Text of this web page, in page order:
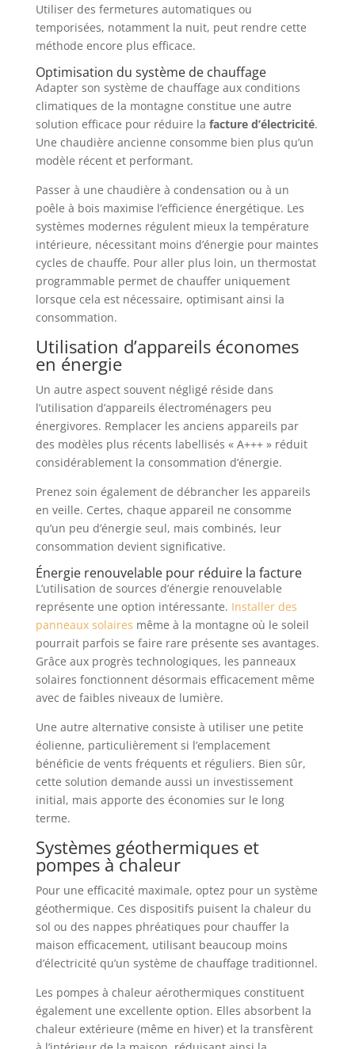
Utiliser des fermetures automatiques ou
temporisées, notamment la nuit, peut rendre cette
méthode encore plus efficace.
Optimisation du système de chauffage
Adapter son système de chauffage aux conditions
climatiques de la montagne constitue une autre
solution efficace pour réduire la facture d’électricité.
Une chaudière ancienne consomme bien plus qu’un
modèle récent et performant.
Passer à une chaudière à condensation ou à un
poêle à bois maximise l’efficience énergétique. Les
systèmes modernes régulent mieux la température
intérieure, nécessitant moins d’énergie pour maintes
cycles de chauffe. Pour aller plus loin, un thermostat
programmable permet de chauffer uniquement
lorsque cela est nécessaire, optimisant ainsi la
consommation.
Utilisation d’appareils économes
en énergie
Un autre aspect souvent négligé réside dans
l’utilisation d’appareils électroménagers peu
énergivores. Remplacer les anciens appareils par
des modèles plus récents labellisés « A+++ » réduit
considérablement la consommation d’énergie.
Prenez soin également de débrancher les appareils
en veille. Certes, chaque appareil ne consomme
qu’un peu d’énergie seul, mais combinés, leur
consommation devient significative.
Énergie renouvelable pour réduire la facture
L’utilisation de sources d’énergie renouvelable
représente une option intéressante. Installer des
panneaux solaires même à la montagne où le soleil
pourrait parfois se faire rare présente ses avantages.
Grâce aux progrès technologiques, les panneaux
solaires fonctionnent désormais efficacement même
avec de faibles niveaux de lumière.
Une autre alternative consiste à utiliser une petite
éolienne, particulièrement si l’emplacement
bénéficie de vents fréquents et réguliers. Bien sûr,
cette solution demande aussi un investissement
initial, mais apporte des économies sur le long
terme.
Systèmes géothermiques et
pompes à chaleur
Pour une efficacité maximale, optez pour un système
géothermique. Ces dispositifs puisent la chaleur du
sol ou des nappes phréatiques pour chauffer la
maison efficacement, utilisant beaucoup moins
d’électricité qu’un système de chauffage traditionnel.
Les pompes à chaleur aérothermiques constituent
également une excellente option. Elles absorbent la
chaleur extérieure (même en hiver) et la transfèrent